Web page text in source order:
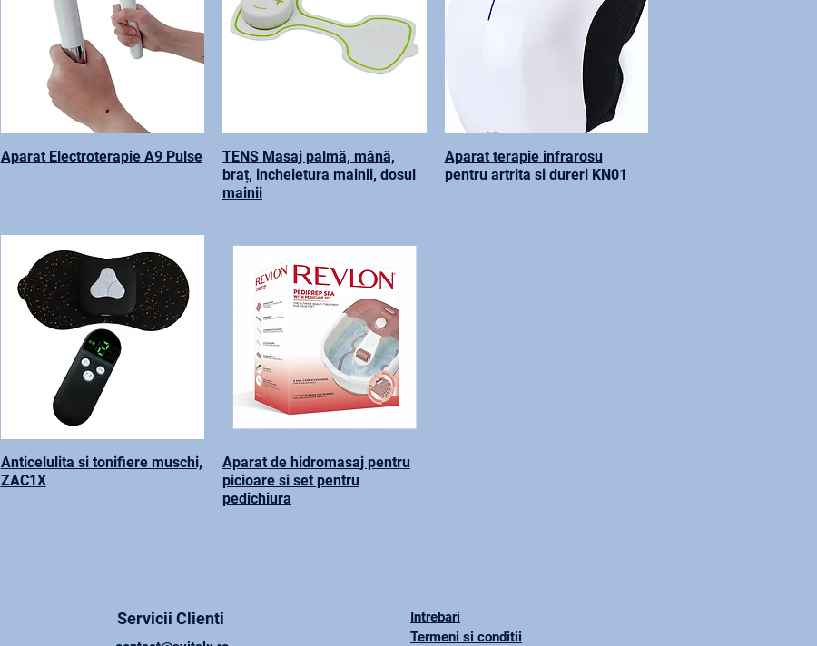
Aparat Electroterapie A9 Pulse
TENS Masaj palmă, mână,
braț, incheietura mainii, dosul
mainii
Aparat terapie infrarosu
pentru artrita si dureri KN01
Anticelulita si tonifiere muschi,
ZAC1X
Aparat de hidromasaj pentru
picioare si set pentru
pedichiura
Servicii Clienti
Intrebari
Termeni si conditii